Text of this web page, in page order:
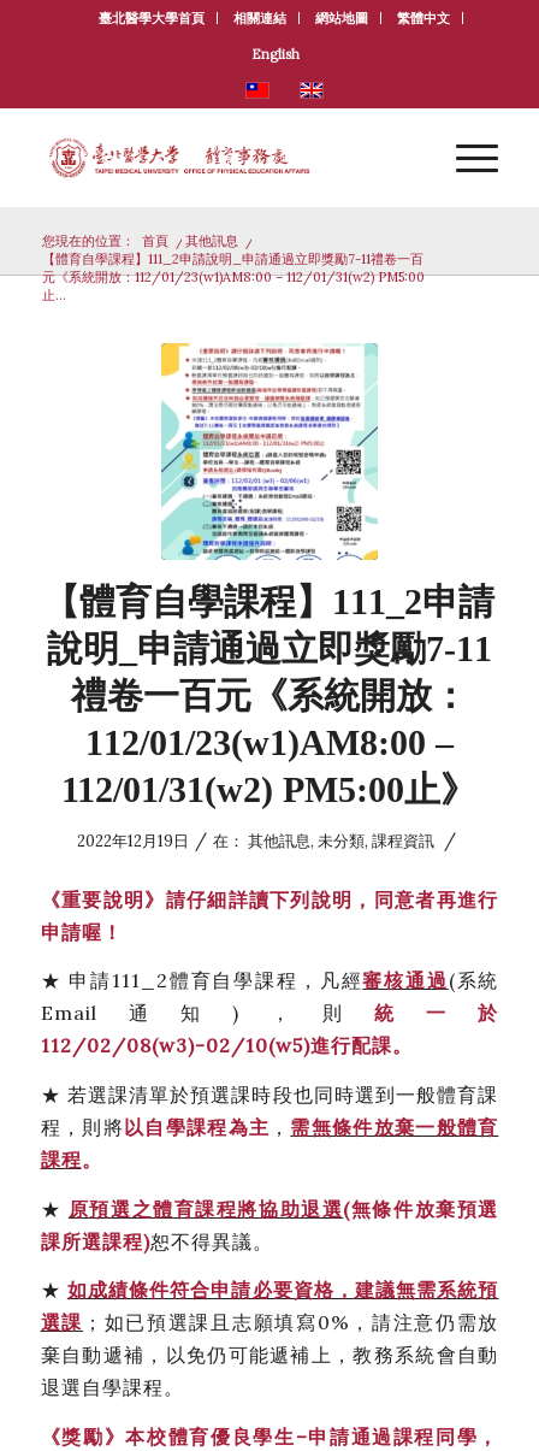
臺北醫學大學首頁 相關連結 網站地圖 繁體中文
English
您現在的位置： 首頁 / 其他訊息
/
【體育自學課程】111_2申請說明_申請通過立即獎勵7-11禮卷一百
元《系統開放：112/01/23(w1)AM8:00 – 112/01/31(w2) PM5:00
止...
【體育自學課程】111_2申請
說明_申請通過立即獎勵7-11
禮卷一百元《系統開放：
112/01/23(w1)AM8:00 –
112/01/31(w2) PM5:00止》
2022年12月19日 / 在： 其他訊息, 未分類, 課程資訊 /
《重要說明》 請仔細詳讀下列說明，同意者再進行
申請喔！
★ 申請111_2體育自學課程，凡經審核通過(系統
Email通知)，則統一於
112/02/08(w3)-02/10(w5)進行配課。
★ 若選課清單於預選課時段也同時選到一般體育課
程，則將以自學課程為主 ， 需無條件放棄一般體育
課程。
★ 原預選之體育課程將協助退選(無條件放棄預選
課所選課程)恕不得異議。
★ 如成績條件符合申請必要資格，建議無需系統預
選課 ；如已預選課且志願填寫0%，請注意仍需放
棄自動遞補，以免仍可能遞補上，教務系統會自動
退選自學課程。
《獎勵》本校體育優良學生–申請通過課程同學，